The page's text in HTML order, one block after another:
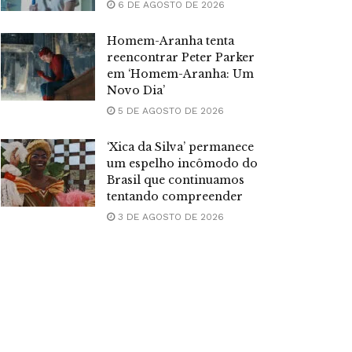
6 DE AGOSTO DE 2026
Homem-Aranha tenta
reencontrar Peter Parker
em ‘Homem-Aranha: Um
Novo Dia’
5 DE AGOSTO DE 2026
‘Xica da Silva’ permanece
um espelho incômodo do
Brasil que continuamos
tentando compreender
3 DE AGOSTO DE 2026